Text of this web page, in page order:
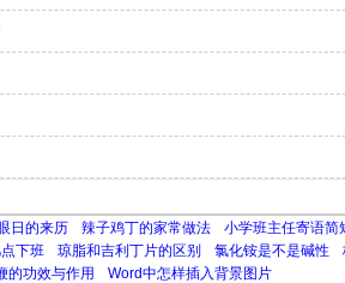
日的来历 辣子鸡丁的家常做法 小学班主任寄语简
下班 琼脂和吉利丁片的区别 氯化铵是不是碱性
的功效与作用 Word中怎样插入背景图片